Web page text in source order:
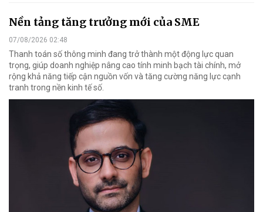
Nền tảng tăng trưởng mới của SME
07/08/2026 02:48
Thanh toán số thông minh đang trở thành một động lực quan
trọng, giúp doanh nghiệp nâng cao tính minh bạch tài chính, mở
rộng khả năng tiếp cận nguồn vốn và tăng cường năng lực cạnh
tranh trong nền kinh tế số.